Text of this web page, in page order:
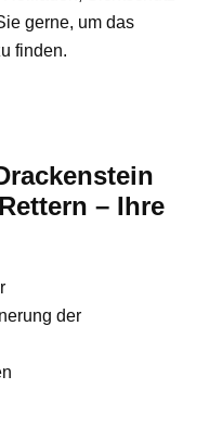
gerne, um das
finden.
– Ihre
der